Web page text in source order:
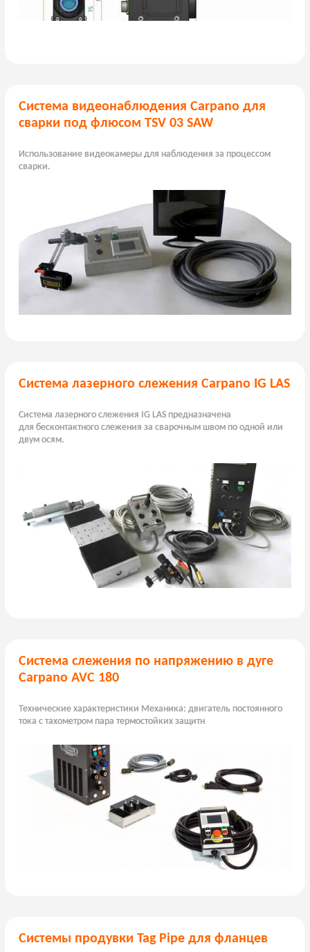
Система видеонаблюдения Carpano для
сварки под флюсом TSV 03 SAW
Использование видеокамеры для наблюдения за процессом
сварки.
Система лазерного слежения Carpano IG LAS
Система лазерного слежения IG LAS предназначена
для бесконтактного слежения за сварочным швом по одной или
двум осям.
Система слежения по напряжению в дуге
Carpano AVC 180
Технические характеристики Механика: двигатель постоянного
тока с тахометром пара термостойких защитн
Системы продувки Tag Pipe для фланцев